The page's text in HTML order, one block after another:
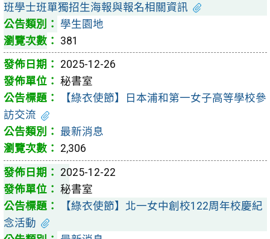
班學士班單獨招生海報與報名相關資訊
學生園地
381
2025-12-26
秘書室
【綠衣使節】日本浦和第一女子高等學校參
訪交流
最新消息
2,306
2025-12-22
秘書室
【綠衣使節】北一女中創校122周年校慶紀
念活動